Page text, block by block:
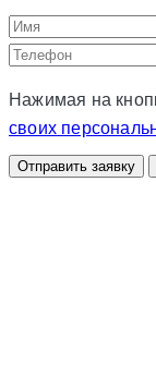
Нажимая на
своих
Отправить заявку